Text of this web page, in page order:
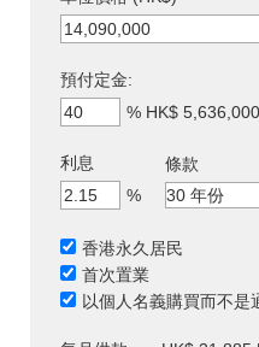
預付定金:
% HK$ 5,636,000
利息
%
條款
香港永久居民
首次置業
以個人名義購買而不是